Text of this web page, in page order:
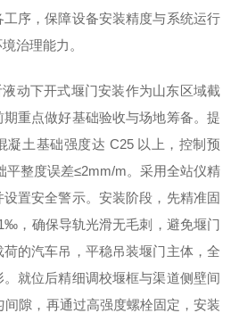
序，保障设备安装精度与系统运行
治理能力。
液动下开式堰门安装作为山东区域截
重点做好基础验收与场地筹备。提
凝土基础强度达 C25 以上，控制预
平整度误差≤2mm/m。采用全站仪精
置安全警示。安装阶段，先精准固
，确保导轨光滑无毛刺，避免堰门
的汽车吊，平稳吊装堰门主体，全
就位后精细调校堰框与渠道侧壁间
隙，再通过高强度螺栓固定，安装